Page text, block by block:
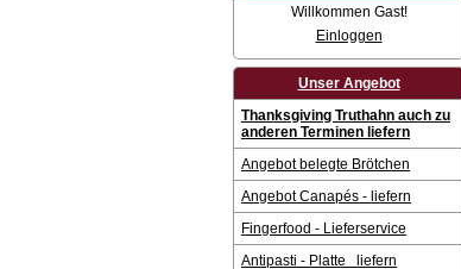
Willkommen Gast!
Einloggen
Unser Angebot
Thanksgiving Truthahn auch zu
anderen Terminen liefern
Angebot belegte Brötchen
Angebot Canapés - liefern
Fingerfood - Lieferservice
Antipasti - Platte liefern